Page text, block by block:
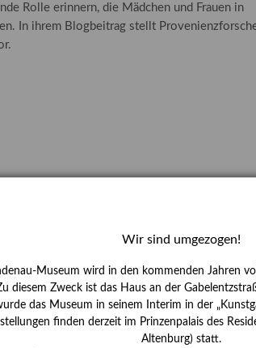
& Editionen
Forschung
Rolle erinnern, die Mädchen und Frauen in
In ihrem Blogbeitrag stellt
Wir sind umgezogen!
Museum wird in den kommenden Jahren
diesem Zweck ist das Haus an der
das Museum in seinem Interim in der
finden derzeit im Prinzenpalais des
Altenburg) statt.